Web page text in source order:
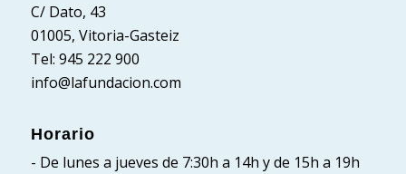
C/ Dato, 43
01005, Vitoria-Gasteiz
Tel: 945 222 900
info@lafundacion.com
Horario
- De lunes a jueves de 7:30h a 14h y de 15h a 19h